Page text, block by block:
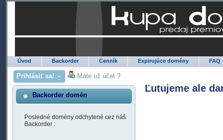
Úvod Backorder Cenník Expirujúce domény FAQ
Prihlásiť sa! Máte už účet ?
Backorder domén
Posledné domény odchytené cez náš
Backorder :
Ľutujeme ale